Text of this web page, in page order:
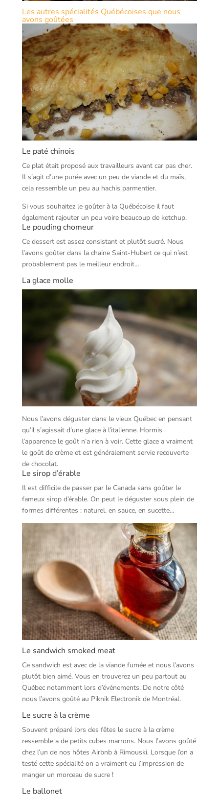
Les autres spécialités Québécoises que nous
avons goûtées
Le paté chinois
Ce plat était proposé aux travailleurs avant car pas cher.
Il s’agit d’une purée avec un peu de viande et du maïs,
cela ressemble un peu au hachis parmentier.
Si vous souhaitez le goûter à la Québécoise il faut
également rajouter un peu voire beaucoup de ketchup.
Le pouding chomeur
Ce dessert est assez consistant et plutôt sucré. Nous
l’avons goûter dans la chaine Saint-Hubert ce qui n’est
probablement pas le meilleur endroit…
La glace molle
Nous l’avons déguster dans le vieux Québec en pensant
qu’il s’agissait d’une glace à l’italienne. Hormis
l’apparence le goût n’a rien à voir. Cette glace a vraiment
le goût de crème et est généralement servie recouverte
de chocolat.
Le sirop d’érable
Il est difficile de passer par le Canada sans goûter le
fameux sirop d’érable. On peut le déguster sous plein de
formes différentes : naturel, en sauce, en sucette…
Le sandwich smoked meat
Ce sandwich est avec de la viande fumée et nous l’avons
plutôt bien aimé. Vous en trouverez un peu partout au
Québec notamment lors d’événements. De notre côté
nous l’avons goûté au Piknik Electronik de Montréal.
Le sucre à la crème
Souvent préparé lors des fêtes le sucre à la crème
ressemble a de petits cubes marrons. Nous l’avons goûté
chez l’un de nos hôtes Airbnb à Rimouski. Lorsque l’on a
testé cette spécialité on a vraiment eu l’impression de
manger un morceau de sucre !
Le ballonet